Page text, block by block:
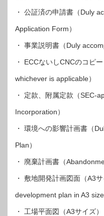
・ 公証済の申請書（Duly
Application Form）
・ 事業説明書（Duly
・ ECCないしCNCのコピ
whichever is applicable）
・ 定款、附属定款（SEC-
Incorporation）
・ 環境への影響計画書（
Plan）
・ 廃棄計画書（
・ 敷地開発計画図面（A3
development plan in A3 size
・ 工場平面図（A3サイズ